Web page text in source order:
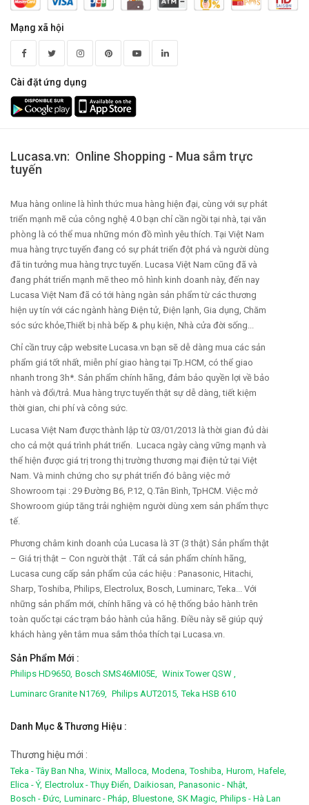
Mạng xã hội
Cài đặt ứng dụng
Lucasa.vn: Online Shopping - Mua sắm trực
tuyến
Mua hàng online là hình thức mua hàng hiện đại, cùng với sự phát
triển mạnh mẽ của công nghệ 4.0 bạn chỉ cần ngồi tại nhà, tại văn
phòng là có thể mua những món đồ mình yêu thích. Tại Việt Nam
mua hàng trực tuyến đang có sự phát triển đột phá và người dùng
đã tin tưởng mua hàng trực tuyến. Lucasa Việt Nam cũng đã và
đang phát triển mạnh mẽ theo mô hình kinh doanh này, đến nay
Lucasa Việt Nam đã có tới hàng ngàn sản phẩm từ các thương
hiện uy tín với các ngành hàng Điện tử, Điện lạnh, Gia dụng, Chăm
sóc sức khỏe,Thiết bị nhà bếp & phụ kiện, Nhà cửa đời sống...
Chỉ cần truy cập website Lucasa.vn bạn sẽ dễ dàng mua các sản
phẩm giá tốt nhất, miễn phí giao hàng tại Tp.HCM, có thể giao
nhanh trong 3h*. Sản phẩm chính hãng, đảm bảo quyền lợi về bảo
hành và đổi/trả. Mua hàng trực tuyến thật sự dễ dàng, tiết kiệm
thời gian, chi phí và công sức.
Lucasa Việt Nam được thành lập từ 03/01/2013 là thời gian đủ dài
cho cả một quá trình phát triển. Lucaca ngày càng vững mạnh và
thể hiện được giá trị trong thị trường thương mại điện tử tại Việt
Nam. Và minh chứng cho sự phát triển đó bằng việc mở
Showroom tại : 29 Đường B6, P.12, Q.Tân Bình, TpHCM. Việc mở
Showroom giúp tăng trải nghiệm người dùng xem sản phẩm thực
tế.
Phương châm kinh doanh của Lucasa là 3T (3 thật) Sản phẩm thật
– Giá trị thật – Con người thật . Tất cả sản phẩm chính hãng,
Lucasa cung cấp sản phẩm của các hiệu : Panasonic, Hitachi,
Sharp, Toshiba, Philips, Electrolux, Bosch, Luminarc, Teka... Với
những sản phẩm mới, chính hãng và có hệ thống bảo hành trên
toàn quốc tại các trạm bảo hành của hãng. Điều này sẽ giúp quý
khách hàng yên tâm mua sắm thỏa thích tại Lucasa.vn.
Sản Phẩm Mới :
Philips HD9650, Bosch SMS46MI05E, Winix Tower QSW ,
Luminarc Granite N1769, Philips AUT2015, Teka HSB 610
Danh Mục & Thương Hiệu :
Thương hiệu mới :
Teka - Tây Ban Nha, Winix, Malloca, Modena, Toshiba, Hurom, Hafele,
Elica - Ý, Electrolux - Thụy Điển, Daikiosan, Panasonic - Nhật,
Bosch - Đức, Luminarc - Pháp, Bluestone, SK Magic, Philips - Hà Lan